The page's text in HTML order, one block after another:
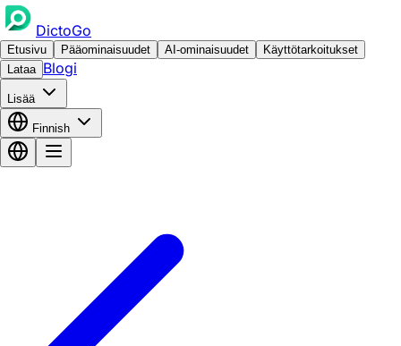
DictoGo
Etusivu Pääominaisuudet AI-ominaisuudet
Käyttötarkoitukset
Lataa Blogi
Lisää
Finnish